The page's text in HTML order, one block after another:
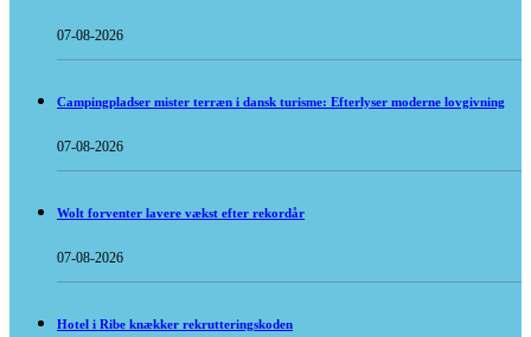
07-08-2026
Campingpladser mister terræn i dansk turisme: Efterlyser moderne lovgivning
07-08-2026
Wolt forventer lavere vækst efter rekordår
07-08-2026
Hotel i Ribe knækker rekrutteringskoden